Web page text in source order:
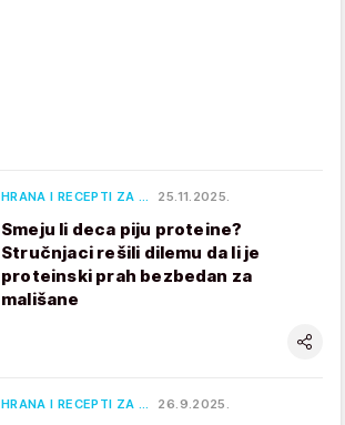
HRANA I RECEPTI ZA … 25.11.2025.
Smeju li deca piju proteine?
Stručnjaci rešili dilemu da li je
proteinski prah bezbedan za
mališane
HRANA I RECEPTI ZA … 26.9.2025.